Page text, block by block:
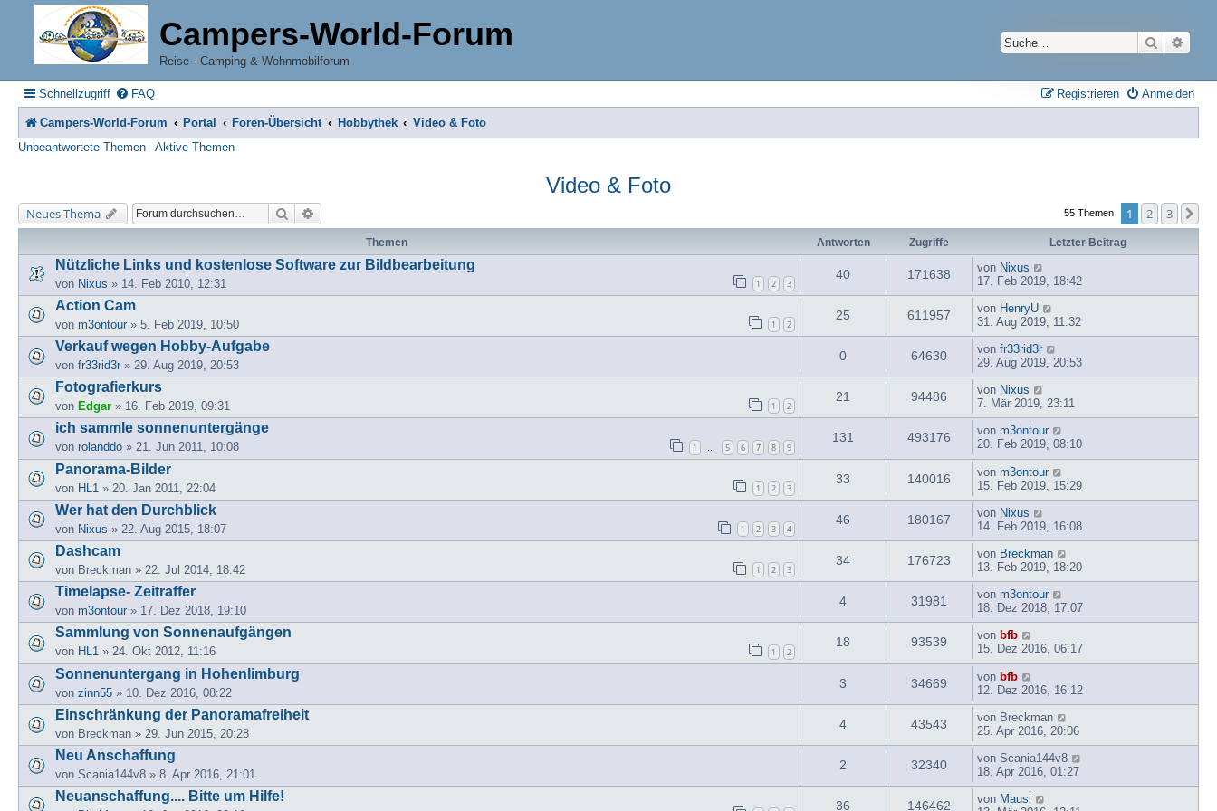
Campers-World-Forum
Reise - Camping & Wohnmobilforum
Suche
Schnellzugriff FAQ Anmelden
Registrieren
Campers-World-Forum Portal Foren-Übersicht Hobbythek
Video & Foto
Unbeantwortete Themen
Aktive Themen
Video & Foto
Neues Thema Suche 55 Themen 1 2 3
Themen Antworten Zugriffe Letzter Beitrag
Nützliche Links und kostenlose Software zur Bildbearbeitung
von Nixus » 14. Feb 2010, 12:31 1 2 3
40 171638 von Nixus
17. Feb 2019, 18:42
Action Cam
von m3ontour » 5. Feb 2019, 10:50 1 2
25 611957 von HenryU
31. Aug 2019, 11:32
Verkauf wegen Hobby-Aufgabe
von fr33rid3r » 29. Aug 2019, 20:53
0 64630 von fr33rid3r
29. Aug 2019, 20:53
Fotografierkurs
von Edgar » 16. Feb 2019, 09:31 1 2
21 94486 von Nixus
7. Mär 2019, 23:11
ich sammle sonnenuntergänge
von rolanddo » 21. Jun 2011, 10:08 1 … 5 6 7 8 9
131 493176 von m3ontour
20. Feb 2019, 08:10
Panorama-Bilder
von HL1 » 20. Jan 2011, 22:04 1 2 3
33 140016 von m3ontour
15. Feb 2019, 15:29
Wer hat den Durchblick
von Nixus » 22. Aug 2015, 18:07 1 2 3 4
46 180167 von Nixus
14. Feb 2019, 16:08
Dashcam
von Breckman » 22. Jul 2014, 18:42 1 2 3
34 176723 von Breckman
13. Feb 2019, 18:20
Timelapse- Zeitraffer
von m3ontour » 17. Dez 2018, 19:10
4 31981 von m3ontour
18. Dez 2018, 17:07
Sammlung von Sonnenaufgängen
von HL1 » 24. Okt 2012, 11:16 1 2
18 93539 von bfb
15. Dez 2016, 06:17
Sonnenuntergang in Hohenlimburg
von zinn55 » 10. Dez 2016, 08:22
3 34669 von bfb
12. Dez 2016, 16:12
Einschränkung der Panoramafreiheit
von Breckman » 29. Jun 2015, 20:28
4 43543 von Breckman
25. Apr 2016, 20:06
Neu Anschaffung
von Scania144v8 » 8. Apr 2016, 21:01
2 32340 von Scania144v8
18. Apr 2016, 01:27
Neuanschaffung.... Bitte um Hilfe!
36 146462 von Mausi